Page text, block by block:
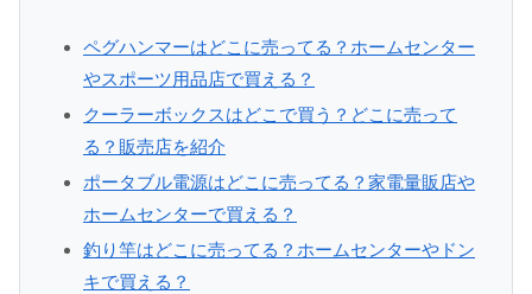
ペグハンマーはどこに売ってる？ホームセンター
やスポーツ用品店で買える？
クーラーボックスはどこで買う？どこに売って
る？販売店を紹介
ポータブル電源はどこに売ってる？家電量販店や
ホームセンターで買える？
釣り竿はどこに売ってる？ホームセンターやドン
キで買える？